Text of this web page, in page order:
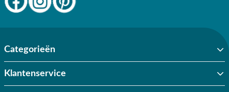
Categorieën
Klantenservice